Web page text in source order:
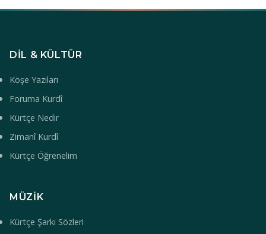
DIL & KÜLTÜR
Köşe Yazıları
Foruma Kurdî
Kürtçe Nedir
Zimanî Kurdî
Kürtçe Öğrenelim
MÜZIK
Kürtçe Şarkı Sözleri